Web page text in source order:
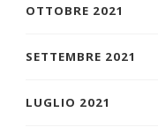
OTTOBRE 2021
SETTEMBRE 2021
LUGLIO 2021